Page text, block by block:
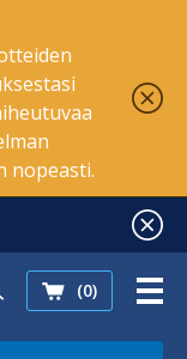
nopeasti.
(0)